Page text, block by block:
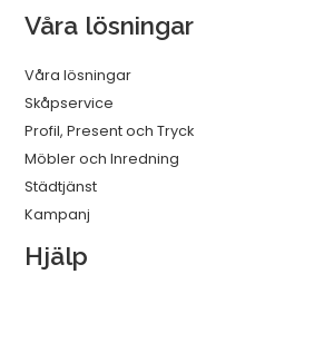
Våra lösningar
Våra lösningar
Skåpservice
Profil, Present och Tryck
Möbler och Inredning
Städtjänst
Kampanj
Hjälp